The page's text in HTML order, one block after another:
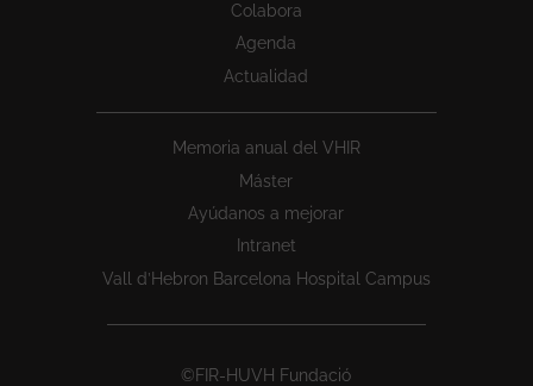
Colabora
Agenda
Actualidad
Memoria anual del VHIR
Máster
Ayúdanos a mejorar
Intranet
Vall d’Hebron Barcelona Hospital Campus
©FIR-HUVH Fundació